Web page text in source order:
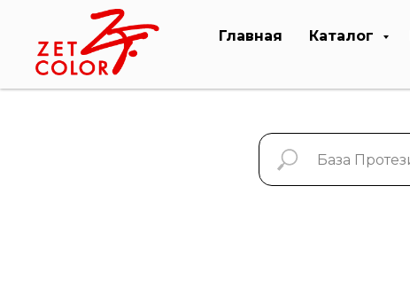
Главная Каталог